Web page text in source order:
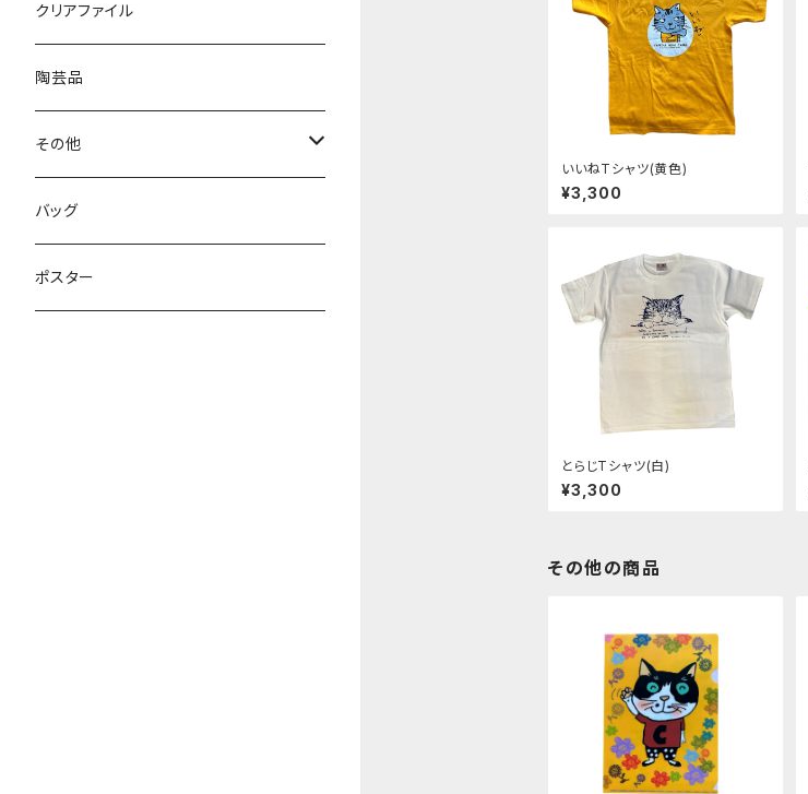
いいねTシャツ(黄色)
¥3,300
とらじTシャツ(白)
¥3,300
その他の商品
元気
クリスマス
キーホルダー
ポーチ
財布
キーホルダー
バッグ
クリアファイル
陶芸品
その他
フェルト
バッグ
ポスター